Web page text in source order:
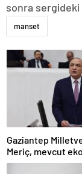
sonra
manset
Gaziantep
Meriç, mevcut
koşullarda dar